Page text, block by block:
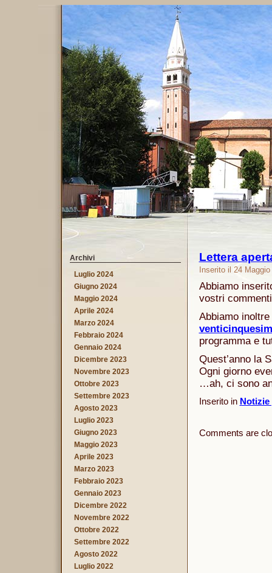
Lettera
Inserito il 24
Abbiamo
vostri
Abbiamo
programma e
Quest’anno la
Ogni giorno
…ah, ci sono
Inserito in
Comments are
Archivi
Luglio 2024
Giugno 2024
Maggio 2024
Aprile 2024
Marzo 2024
Febbraio 2024
Gennaio 2024
Dicembre 2023
Novembre 2023
Ottobre 2023
Settembre 2023
Agosto 2023
Luglio 2023
Giugno 2023
Maggio 2023
Aprile 2023
Marzo 2023
Febbraio 2023
Gennaio 2023
Dicembre 2022
Novembre 2022
Ottobre 2022
Settembre 2022
Agosto 2022
Luglio 2022